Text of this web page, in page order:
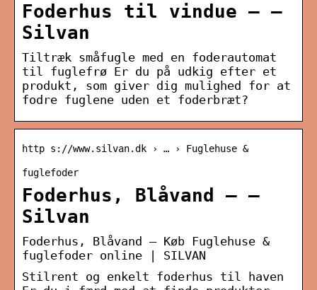
Foderhus til vindue – –
Silvan
Tiltræk småfugle med en foderautomat
til fuglefrø Er du på udkig efter et
produkt, som giver dig mulighed for at
fodre fuglene uden et foderbræt?
http s://www.silvan.dk › … › Fuglehuse &
fuglefoder
Foderhus, Blåvand – –
Silvan
Foderhus, Blåvand – Køb Fuglehuse &
fuglefoder online | SILVAN
Stilrent og enkelt foderhus til haven